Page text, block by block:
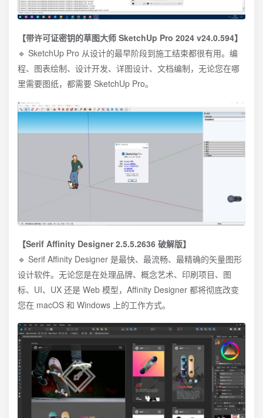
【带许可证密钥的草图大师 SketchUp Pro 2024 v24.0.594】
🔹 SketchUp Pro 从设计的最早阶段到施工结束都很有用。编
程、图表绘制、设计开发、详图设计、文档编制，无论您在哪
里需要图纸，都需要 SketchUp Pro。
【Serif Affinity Designer 2.5.5.2636 破解版】
🔹 Serif Affinity Designer 是最快、最流畅、最精确的矢量图形
设计软件。无论您是在处理品牌、概念艺术、印刷项目、图
标、UI、UX 还是 Web 模型，Affinity Designer 都将彻底改变
您在 macOS 和 Windows 上的工作方式。